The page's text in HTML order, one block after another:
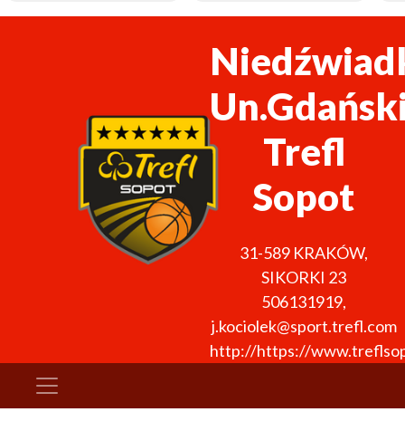
Trefl
Sopot
31-589 KRAKÓW,
SIKORKI 23
506131919,
j.kociolek@sport.trefl.com
http://https://